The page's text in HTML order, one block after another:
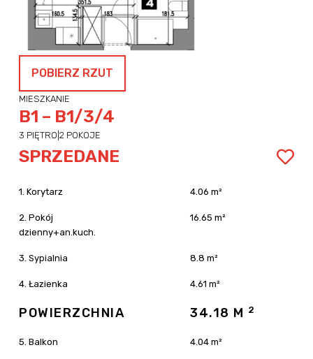
POBIERZ RZUT
MIESZKANIE
B1 – B1/3/4
3 PIĘTRO 2 POKOJE
SPRZEDANE
1. Korytarz 4.06 m²
2. Pokój
dzienny+an.kuch.
16.65 m²
3. Sypialnia 8.8 m²
4. Łazienka 4.61 m²
POWIERZCHNIA 34.18 M 2
5. Balkon 4.04 m²